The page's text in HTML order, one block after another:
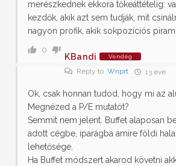
merészkednek ekkora tőkeáttételig:
kezdők, akik azt sem tudják, mit
nagyon profik, akik sokpozíciós
0
KBandi Vendég
Reply to Wnprt 13 éve
Ok, csak honnan tudod, hogy mi az
Megnézed a P/E mutatót?
Semmit nem jelent. Buffet alaposan
adott cégbe, iparágba amire földi
lehetősége.
Ha Buffet módszert akarod követni